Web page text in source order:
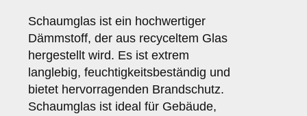
Schaumglas ist ein hochwertiger
Dämmstoff, der aus recyceltem Glas
hergestellt wird. Es ist extrem
langlebig, feuchtigkeitsbeständig und
bietet hervorragenden Brandschutz.
Schaumglas ist ideal für Gebäude,